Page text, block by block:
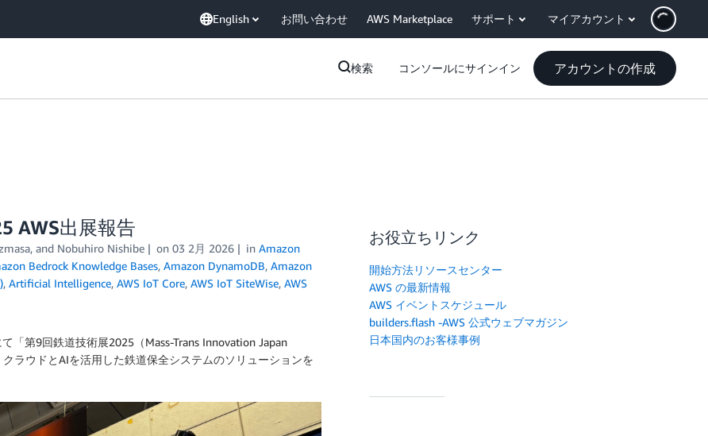
English お問い合わせ AWS Marketplace サポート マイアカウント
検索 コンソールにサインイン アカウントの作成
AWS出展報告
, and Nobuhiro Nishibe on 03 2月 2026 in Amazon
Bedrock Knowledge Bases, Amazon DynamoDB, Amazon
, Artificial Intelligence, AWS IoT Core, AWS IoT SiteWise, AWS
「第9回鉄道技術展2025（Mass-Trans Innovation Japan
ラウドとAIを活用した鉄道保全システムのソリューションを
お役立ちリンク
開始方法リソースセンター
AWS の最新情報
AWS イベントスケジュール
builders.flash -AWS 公式ウェブマガジン
日本国内のお客様事例